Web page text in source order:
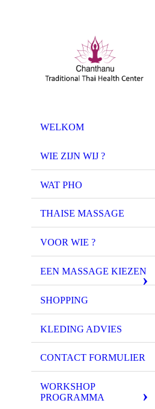
WELKOM
WIE ZIJN WIJ ?
WAT PHO
THAISE MASSAGE
VOOR WIE ?
EEN MASSAGE KIEZEN
SHOPPING
KLEDING ADVIES
CONTACT FORMULIER
WORKSHOP
PROGRAMMA